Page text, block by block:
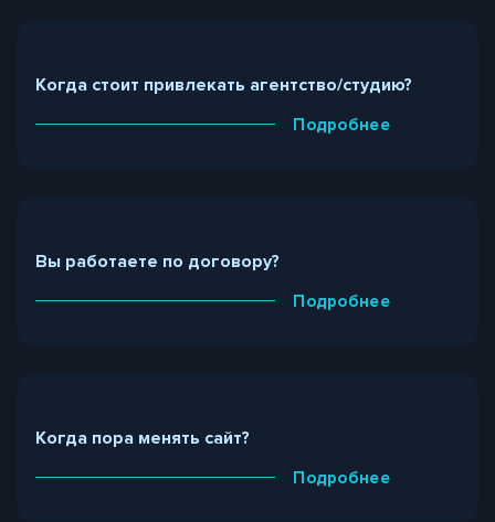
Когда стоит привлекать агентство/студию?
Подробнее
Вы работаете по договору?
Подробнее
Когда пора менять сайт?
Подробнее